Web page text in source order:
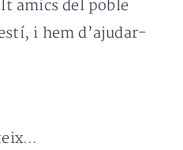
amics del poble
i hem d’ajudar-